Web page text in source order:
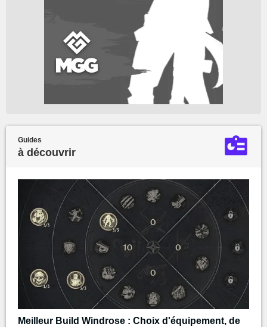
Guides
à découvrir
Meilleur Build Windrose : Choix d'équipement, de